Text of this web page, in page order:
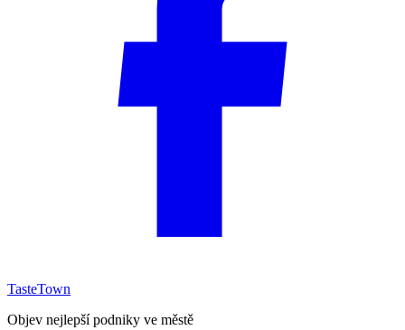
TasteTown
Objev nejlepší podniky ve městě